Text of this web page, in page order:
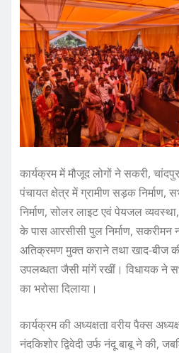
कार्यक्रम में मौजूद लोगों ने सकरी,
पंचायत क्षेत्र में ग्रामीण सड़क निर्माण,
निर्माण, सोलर लाइट एवं पेयजल
के पास आरसीसी पुल निर्माण, सकरीमन
अतिक्रमण मुक्त कराने तथा खाद-बीज की
उपलब्धता जैसी मांगें रखीं। विधायक ने
का भरोसा दिलाया।
कार्यक्रम की अध्यक्षता वरीय पैक्स
नंदकिशोर द्विवेदी उर्फ नंदू बाबू ने की,